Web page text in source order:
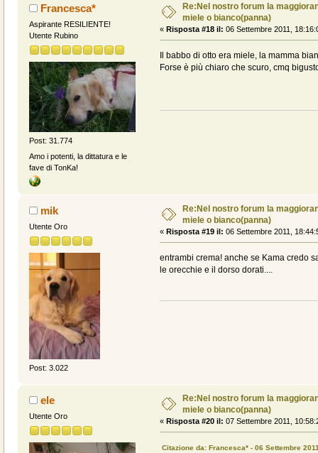
Francesca*
Aspirante RESILIENTE!
Utente Rubino
Post: 31.774
Amo i potenti, la dittatura e le
fave di TonKa!
Re:Nel nostro forum la
miele o bianco(panna)
« Risposta #18 il: 06 Settembre 2011,
Il babbo di otto era miele, la mamma
Forse è più chiaro che scuro, cmq
mik
Utente Oro
Post: 3.022
Re:Nel nostro forum la
miele o bianco(panna)
« Risposta #19 il: 06 Settembre 2011,
entrambi crema! anche se Kama credo
le orecchie e il dorso dorati....
ele
Utente Oro
Re:Nel nostro forum la
miele o bianco(panna)
« Risposta #20 il: 07 Settembre 2011,
Citazione da: Francesca* - 06 Settembre